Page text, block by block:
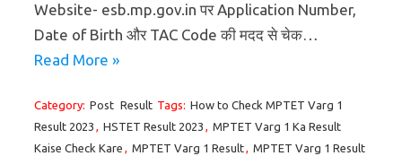
Website- esb.mp.gov.in पर Application Number,
Date of Birth और TAC Code की मदद से चेक…
Read More »
Category: Post Result Tags: How to Check MPTET Varg 1
Result 2023 , HSTET Result 2023 , MPTET Varg 1 Ka Result
Kaise Check Kare , MPTET Varg 1 Result, MPTET Varg 1 Result